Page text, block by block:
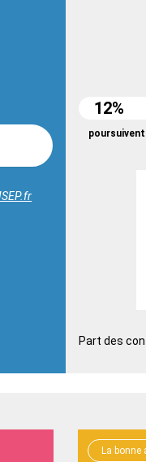
12%
Part des
La bonne